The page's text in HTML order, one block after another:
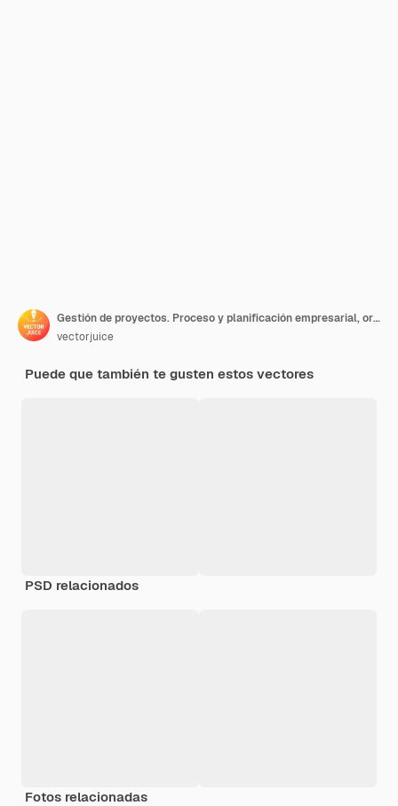
Gestión de proyectos. Proceso y planificación empresarial, organización del flujo de trabajo. Compañeros trabajando juntos, trabajo en equipo
vectorjuice
Puede que también te gusten estos vectores
PSD relacionados
Fotos relacionadas